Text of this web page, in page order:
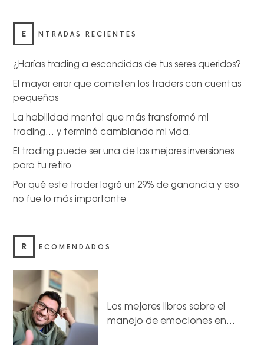
E NTRADAS RECIENTES
¿Harías trading a escondidas de tus seres queridos?
El mayor error que cometen los traders con cuentas
pequeñas
La habilidad mental que más transformó mi
trading… y terminó cambiando mi vida.
El trading puede ser una de las mejores inversiones
para tu retiro
Por qué este trader logró un 29% de ganancia y eso
no fue lo más importante
R ECOMENDADOS
Los mejores libros sobre el
manejo de emociones en…